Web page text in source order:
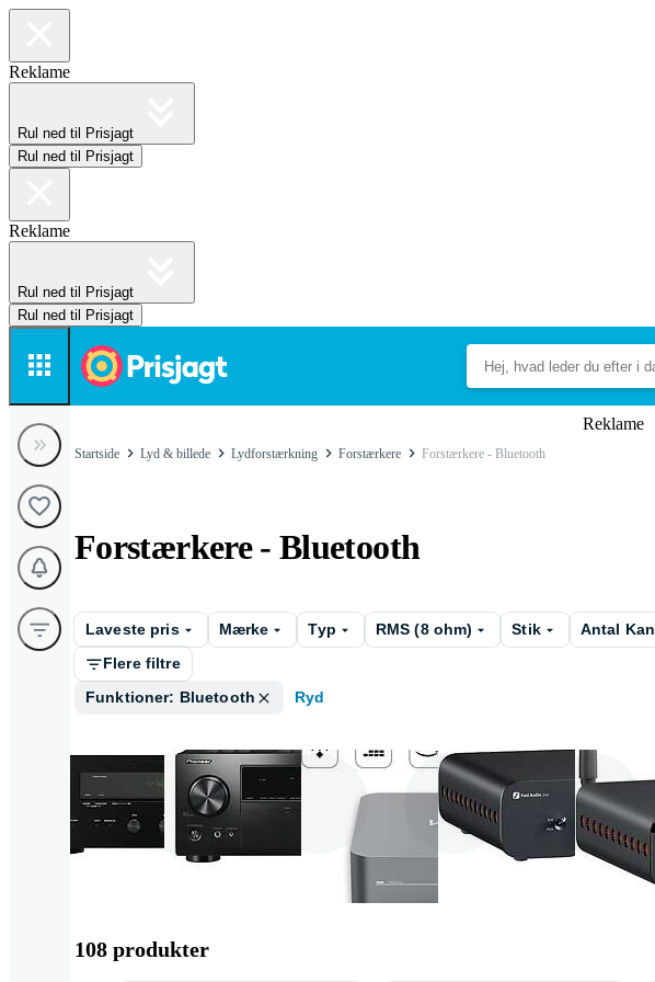
Reklame
Rul ned til Prisjagt
Rul ned til Prisjagt
Reklame
Rul ned til Prisjagt
Rul ned til Prisjagt
Reklame
Startside Lyd & billede Lydforstærkning Forstærkere Forstærkere - Bluetooth
Forstærkere - Bluetooth
Laveste pris Mærke Typ RMS (8 ohm) Stik Antal
Flere filtre
Funktioner: Bluetooth
Ryd
Integreret
108 produkter